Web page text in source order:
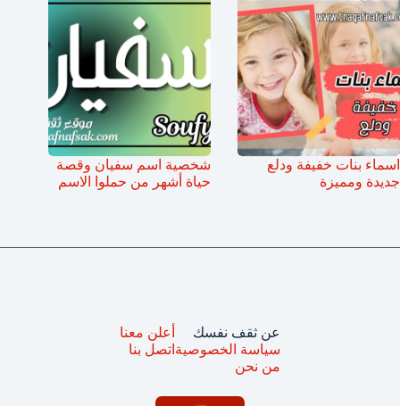
اسماء بنات خفيفة ودلع
جديدة ومميزة
شخصية اسم سفيان وقصة
حياة أشهر من حملوا الاسم
عن ثقف نفسك
سياسة الخصوصية
من نحن
أعلن معنا
اتصل بنا